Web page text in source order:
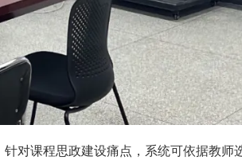
对课程思政建设痛点，系统可依据教师